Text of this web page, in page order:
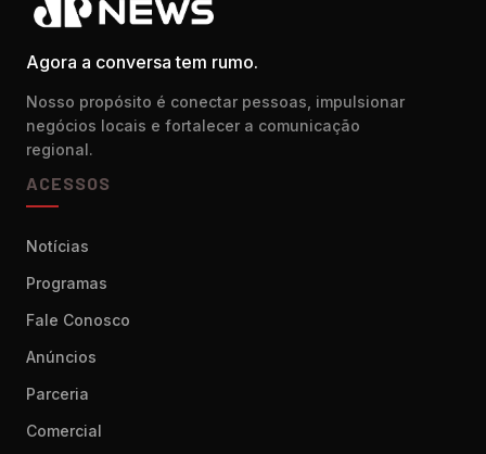
Agora a conversa tem rumo.
Nosso propósito é conectar pessoas, impulsionar
negócios locais e fortalecer a comunicação
regional.
ACESSOS
Notícias
Programas
Fale Conosco
Anúncios
Parceria
Comercial